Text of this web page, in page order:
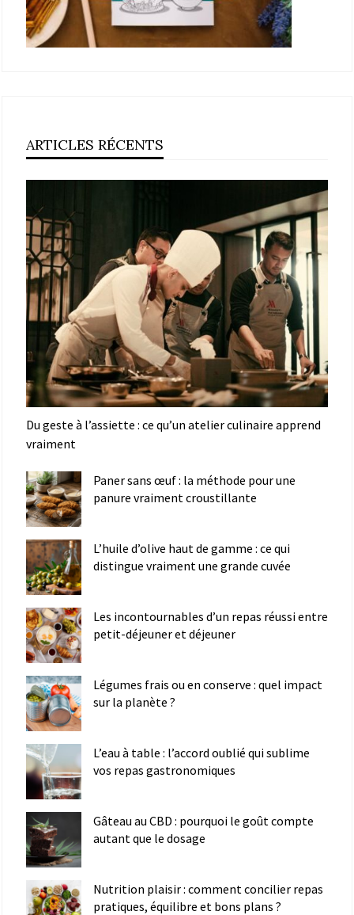
ARTICLES RÉCENTS
Du geste à l’assiette : ce qu’un atelier culinaire apprend
vraiment
Paner sans œuf : la méthode pour une
panure vraiment croustillante
L’huile d’olive haut de gamme : ce qui
distingue vraiment une grande cuvée
Les incontournables d’un repas réussi entre
petit-déjeuner et déjeuner
Légumes frais ou en conserve : quel impact
sur la planète ?
L’eau à table : l’accord oublié qui sublime
vos repas gastronomiques
Gâteau au CBD : pourquoi le goût compte
autant que le dosage
Nutrition plaisir : comment concilier repas
pratiques, équilibre et bons plans ?